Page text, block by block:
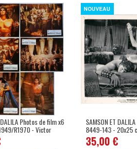
Photos de film x6
R1970 - Victor
DeMile
NOUVEAU
SAMSON ET
8449-143 - 20x25
Mature, Cecil B.
35,00 €